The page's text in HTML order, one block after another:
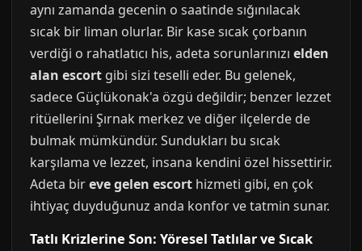
aynı zamanda gecenin o saatinde sığınılacak
sıcak bir liman olurlar. Bir kase sıcak çorbanın
verdiği o rahatlatıcı his, adeta sorunlarınızı elden
alan escort gibi sizi teselli eder. Bu gelenek,
sadece Güçlükonak'a özgü değildir; benzer lezzet
ritüellerini Şırnak merkez ve diğer ilçelerde de
bulmak mümkündür. Sundukları bu sıcak
karşılama ve lezzet, insana kendini özel hissettirir.
Adeta bireve gelen escort hizmeti gibi, en çok
ihtiyaç duyduğunuz anda konfor ve tatmin sunar.
Tatlı Krizlerine Son: Yöresel Tatlılar ve Sıcak